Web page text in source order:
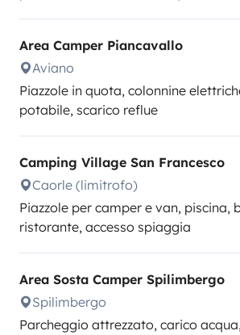
Area Camper Piancavallo
Aviano
Piazzole in quota, colonnine
potabile, scarico reflue
Camping Village San Francesco
Caorle (limitrofo)
Piazzole per camper e van, piscina,
ristorante, accesso spiaggia
Area Sosta Camper Spilimbergo
Spilimbergo
Parcheggio attrezzato, carico